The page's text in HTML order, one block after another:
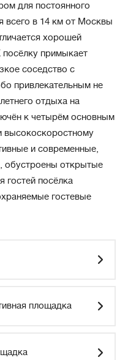
для постоянного
всего в 14 км от Москвы
хорошей
примыкает
соседство с
привлекательным не
отдыха на
к четырём основным
высокоскоростному
и современные,
обустроены открытые
гостей посёлка
гостевые
площадка